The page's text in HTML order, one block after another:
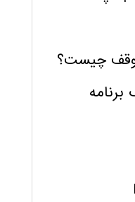
چیست؟
برنامه